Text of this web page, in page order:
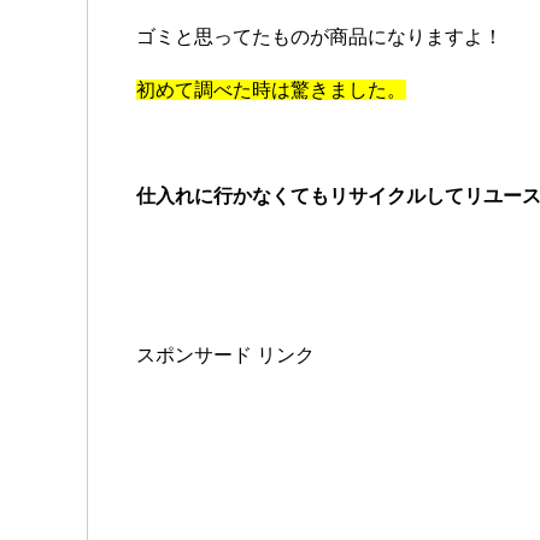
ゴミと思ってたものが商品になりますよ！
初めて調べた時は驚きました。
仕入れに行かなくてもリサイクルしてリユース
スポンサード リンク